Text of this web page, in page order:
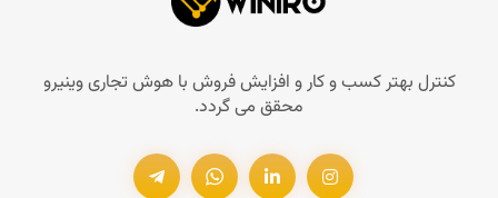
کنترل بهتر کسب و کار و افزایش فروش با هوش تجاری وینیرو
محقق می گردد.